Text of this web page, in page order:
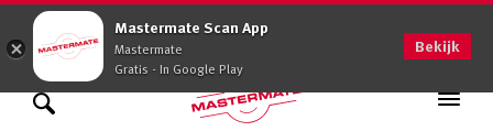
Mastermate Scan App
Mastermate
Gratis - In Google Play
Bekijk
0900 - 0509